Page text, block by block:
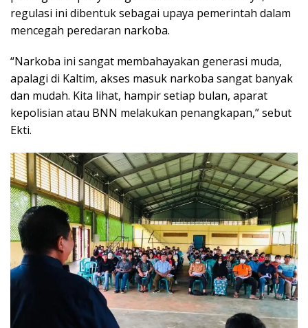
regulasi ini dibentuk sebagai upaya pemerintah dalam
mencegah peredaran narkoba.
“Narkoba ini sangat membahayakan generasi muda,
apalagi di Kaltim, akses masuk narkoba sangat banyak
dan mudah. Kita lihat, hampir setiap bulan, aparat
kepolisian atau BNN melakukan penangkapan,” sebut
Ekti.